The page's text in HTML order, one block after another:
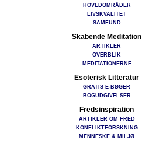
HOVEDOMRÅDER
LIVSKVALITET
SAMFUND
Skabende Meditation
ARTIKLER
OVERBLIK
MEDITATIONERNE
Esoterisk Litteratur
GRATIS E-BØGER
BOGUDGIVELSER
Fredsinspiration
ARTIKLER OM FRED
KONFLIKTFORSKNING
MENNESKE & MILJØ